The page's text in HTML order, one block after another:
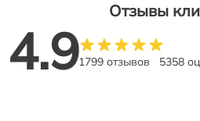
Отзывы
4.91799 отзывов 5358